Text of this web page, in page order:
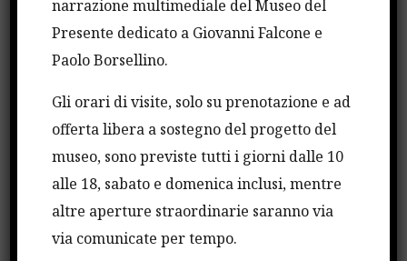
poggia infatti anche su un fattore culturale e per
sconfiggerlo è necessario che le nuove generazioni
Questo l’elenco dei vincitori dell’ultima
edizione:
Flora Albanesecon “Il ruolo della criminalità
organizzata transnazionale nel traffico illecito di
narrazione multimediale del Museo del
Presente dedicato a Giovanni Falcone e
Paolo Borsellino.
Gli orari di visite, solo su prenotazione e ad
offerta libera a sostegno del progetto del
museo, sono previste tutti i giorni dalle 10
alle 18, sabato e domenica inclusi, mentre
altre aperture straordinarie saranno via
via comunicate per tempo.